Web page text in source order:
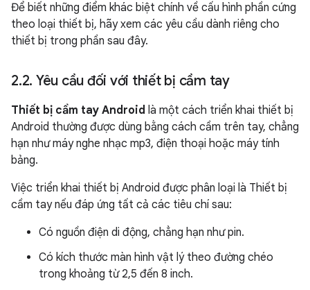
Để biết những điểm khác biệt chính về cấu hình phần cứng
theo loại thiết bị, hãy xem các yêu cầu dành riêng cho
thiết bị trong phần sau đây.
2.2. Yêu cầu đối với thiết bị cầm tay
Thiết bị cầm tay Android là một cách triển khai thiết bị
Android thường được dùng bằng cách cầm trên tay, chẳng
hạn như máy nghe nhạc mp3, điện thoại hoặc máy tính
bảng.
Việc triển khai thiết bị Android được phân loại là Thiết bị
cầm tay nếu đáp ứng tất cả các tiêu chí sau:
Có nguồn điện di động, chẳng hạn như pin.
Có kích thước màn hình vật lý theo đường chéo
trong khoảng từ 2,5 đến 8 inch.